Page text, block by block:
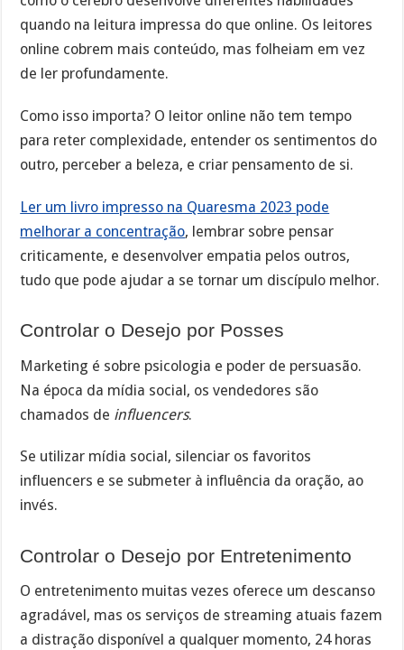
quando na leitura impressa do que online. Os leitores
online cobrem mais conteúdo, mas folheiam em vez
de ler profundamente.
Como isso importa? O leitor online não tem tempo
para reter complexidade, entender os sentimentos do
outro, perceber a beleza, e criar pensamento de si.
Ler um livro impresso na Quaresma 2023 pode
melhorar a concentração, lembrar sobre pensar
criticamente, e desenvolver empatia pelos outros,
tudo que pode ajudar a se tornar um discípulo melhor.
Controlar o Desejo por Posses
Marketing é sobre psicologia e poder de persuasão.
Na época da mídia social, os vendedores são
chamados de influencers.
Se utilizar mídia social, silenciar os favoritos
influencers e se submeter à influência da oração, ao
invés.
Controlar o Desejo por Entretenimento
O entretenimento muitas vezes oferece um descanso
agradável, mas os serviços de streaming atuais fazem
a distração disponível a qualquer momento, 24 horas